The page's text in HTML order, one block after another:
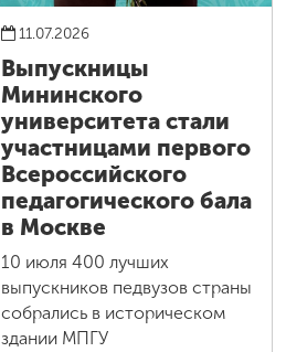
11.07.2026
Выпускницы
Мининского
университета стали
участницами первого
Всероссийского
педагогического бала
в Москве
10 июля 400 лучших
выпускников педвузов страны
собрались в историческом
здании МПГУ